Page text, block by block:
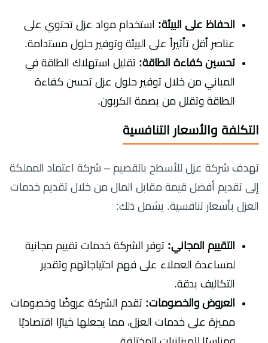
الحفاظ على البيئة: استخدام مواد عزل تحتوي على
عناصر أقل تأثيراً على البيئة وتوفير حلول مستدامة.
تحسين كفاءة الطاقة: تقليل استهلاك الطاقة في
المباني من خلال توفير حلول عزل تحسن كفاءة
الطاقة وتقلل من بصمة الكربون.
التكلفة والأسعار التنافسية
تهدف شركة عزل للأسطح بالقصيم – شركة اعتماد المملكة
إلى تقديم أفضل قيمة مقابل المال من خلال تقديم خدمات
العزل بأسعار تنافسية. يشمل ذلك:
التقييم المجاني: توفر الشركة خدمات تقييم مجانية
لمساعدة العملاء على فهم احتياجاتهم وتقدير
التكاليف بدقة.
العروض والخصومات: تقدم الشركة عروضًا وخصومات
مميزة على خدمات العزل، مما يجعلها خيارًا اقتصاديًا